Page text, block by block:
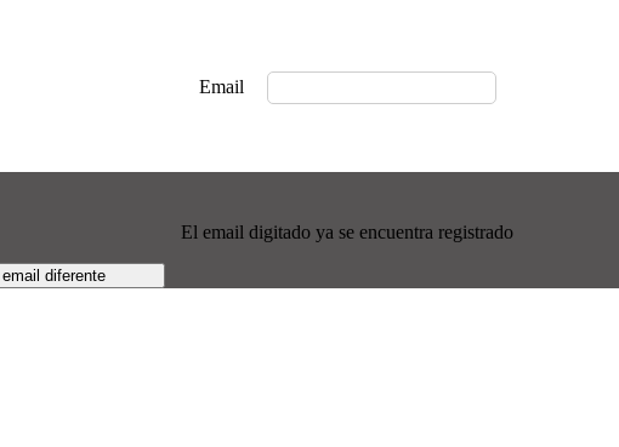
Email
El email digitado ya se encuentra registrado
diferente